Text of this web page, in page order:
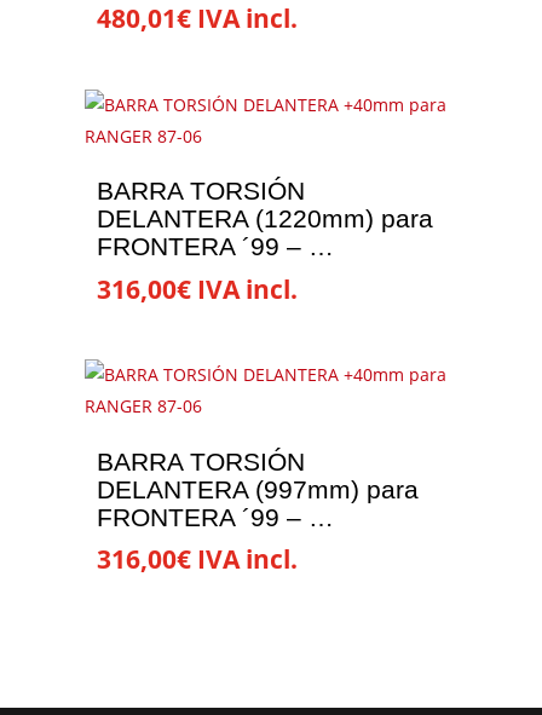
480,01€ IVA incl.
BARRA TORSIÓN
DELANTERA (1220mm) para
FRONTERA ´99 – …
316,00€ IVA incl.
BARRA TORSIÓN
DELANTERA (997mm) para
FRONTERA ´99 – …
316,00€ IVA incl.